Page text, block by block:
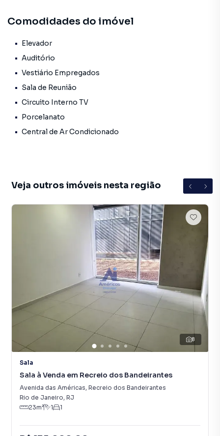
PARA EVENTOS. CLIENTES PODEM PARAR NO ROTATIVO
LOCALIZADO, EM FRENTE AO BRT GILKA MACHADO,
SUPERMERCADOs. A garantia locatícia é Seguro Fiança.
Comodidades do imóvel
Elevador
Auditório
Vestiário Empregados
Sala de Reunião
Circuito Interno TV
Porcelanato
Central de Ar Condicionado
Veja outros imóveis nesta região
8
Sala
Sala à Venda em Recreio dos Bandeirantes
Avenida das Américas, Recreio dos Bandeirantes
Rio de Janeiro, RJ
23m² 1 1